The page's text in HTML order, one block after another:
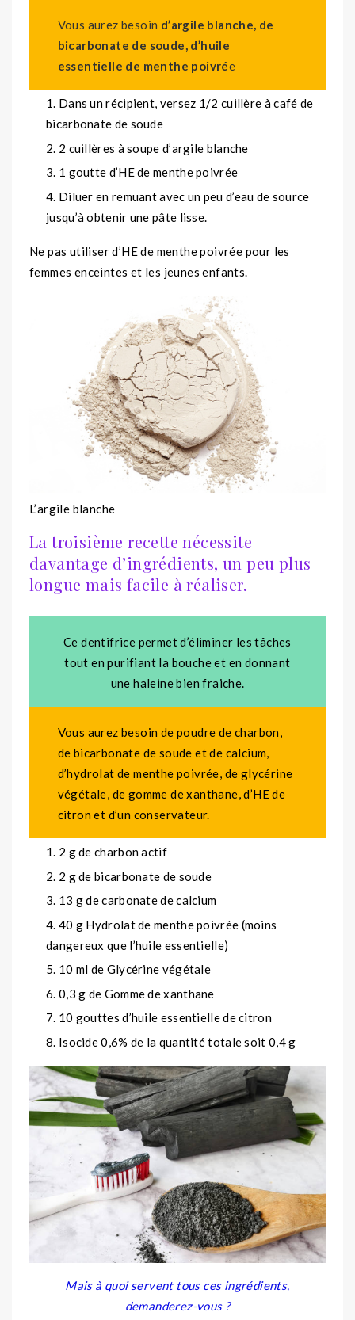
Vous aurez besoin d’argile blanche, de
bicarbonate de soude, d’huile
essentielle de menthe poivrée
Dans un récipient, versez 1/2 cuillère à café de
bicarbonate de soude
2 cuillères à soupe d’argile blanche
1 goutte d’HE de menthe poivrée
Diluer en remuant avec un peu d’eau de source
jusqu’à obtenir une pâte lisse.
Ne pas utiliser d’HE de menthe poivrée pour les
femmes enceintes et les jeunes enfants.
L’argile blanche
La troisième recette nécessite
davantage d’ingrédients, un peu plus
longue mais facile à réaliser.
Ce dentifrice permet d’éliminer les tâches
tout en purifiant la bouche et en donnant
une haleine bien fraiche.
Vous aurez besoin de poudre de charbon,
de bicarbonate de soude et de calcium,
d’hydrolat de menthe poivrée, de glycérine
végétale, de gomme de xanthane, d’HE de
citron et d’un conservateur.
2 g de charbon actif
2 g de bicarbonate de soude
13 g de carbonate de calcium
40 g Hydrolat de menthe poivrée (moins
dangereux que l’huile essentielle)
10 ml de Glycérine végétale
0,3 g de Gomme de xanthane
10 gouttes d’huile essentielle de citron
Isocide 0,6% de la quantité totale soit 0,4 g
Mais à quoi servent tous ces ingrédients,
demanderez-vous ?